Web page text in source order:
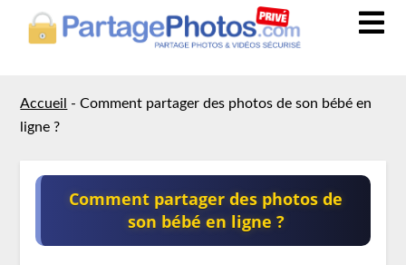
Accueil -Comment partager des photos de son bébé en
ligne ?
Comment partager des photos de
son bébé en ligne ?